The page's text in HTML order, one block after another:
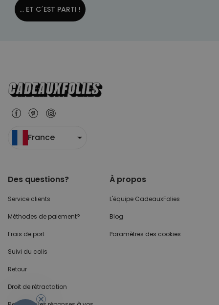
... ET C´EST PARTI !
France
Des questions?
Service clients
Méthodes de paiement?
Frais de port
Suivi du colis
Retour
Droit de rétractation
À propos
L'équipe CadeauxFolies
Blog
Paramètres des cookies